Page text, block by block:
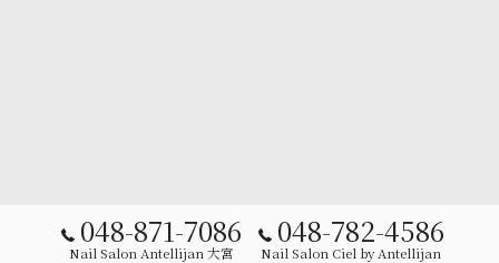
048-871-7086
Nail Salon Antellijan 大宮
048-782-4586
Nail Salon Ciel by Antellijan